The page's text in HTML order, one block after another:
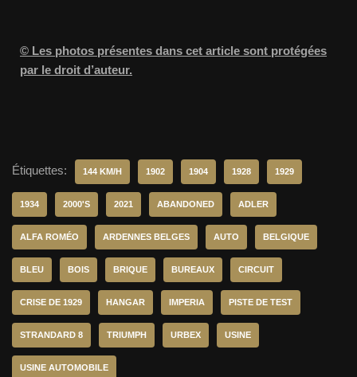
© Les photos présentes dans cet article sont protégées
par le droit d’auteur.
Étiquettes: 144 KM/H 1902 1904 1928 1929
1934 2000'S 2021 ABANDONED ADLER
ALFA ROMÉO ARDENNES BELGES AUTO BELGIQUE
BLEU BOIS BRIQUE BUREAUX CIRCUIT
CRISE DE 1929 HANGAR IMPERIA PISTE DE TEST
STRANDARD 8 TRIUMPH URBEX USINE
USINE AUTOMOBILE